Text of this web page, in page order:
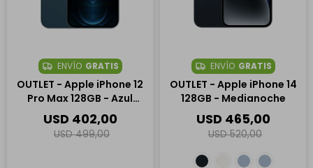
ENVÍO GRATIS
OUTLET - Apple iPhone 12
Pro Max 128GB - Azul
Pacífico
USD 402,00
USD 499,00
ENVÍO GRATIS
OUTLET - Apple iPhone 14
128GB - Medianoche
USD 465,00
USD 520,00